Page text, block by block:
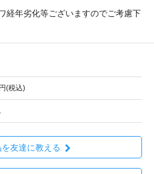
経年劣化等ございますのでご考慮下
(税込)
友達に教える